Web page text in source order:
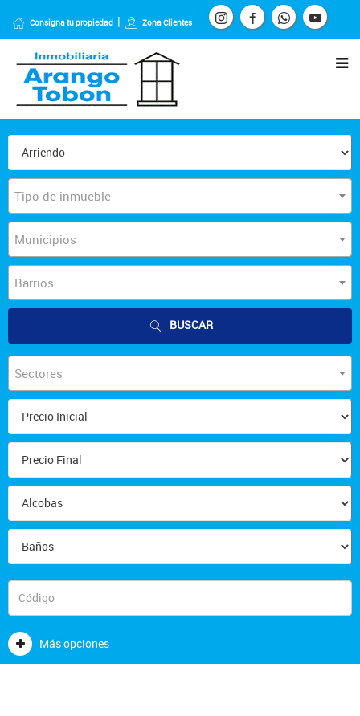
Consigna tu propiedad Zona Clientes
Tipo de inmueble
Municipios
Barrios
BUSCAR
Sectores
Más opciones